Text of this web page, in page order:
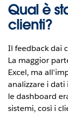
Qual è
clienti?
Il feedback dai
La maggior
Excel, ma
analizzare i
le dashboard
sistemi, così i